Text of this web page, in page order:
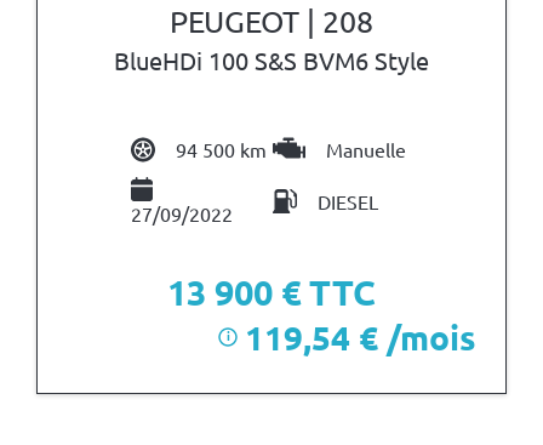
PEUGEOT | 208
BlueHDi 100 S&S BVM6 Style
94 500 km Manuelle
27/09/2022 DIESEL
13 900 € TTC
i 119,54 € /mois